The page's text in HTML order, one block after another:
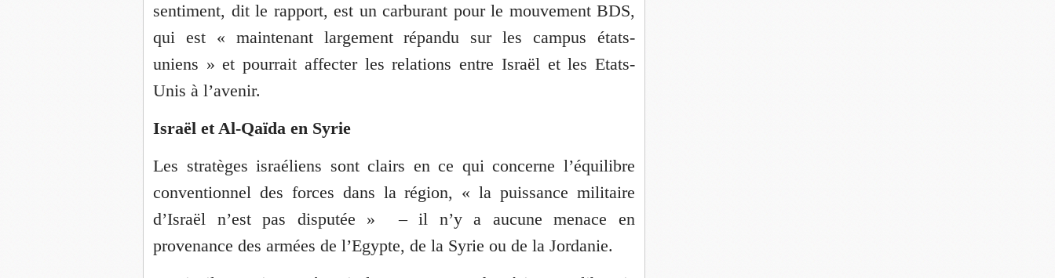
sentiment, dit le rapport, est un carburant pour le mouvement BDS,
qui est « maintenant largement répandu sur les campus états-
uniens » et pourrait affecter les relations entre Israël et les Etats-
Unis à l’avenir.
Israël et Al-Qaïda en Syrie
Les stratèges israéliens sont clairs en ce qui concerne l’équilibre
conventionnel des forces dans la région, « la puissance militaire
d’Israël n’est pas disputée » – il n’y a aucune menace en
provenance des armées de l’Egypte, de la Syrie ou de la Jordanie.